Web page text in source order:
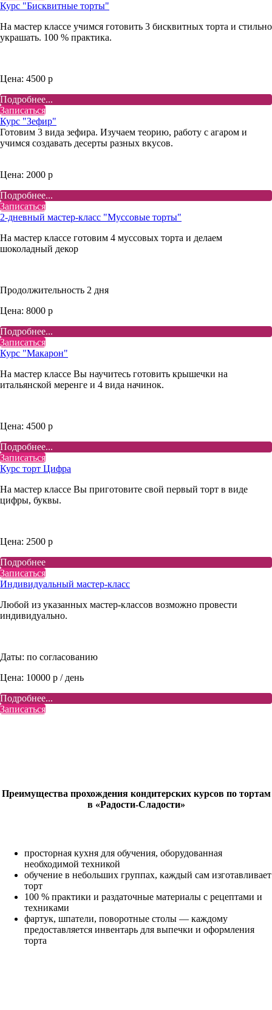
Курс "Бисквитные торты"
На мастер классе учимся готовить 3 бисквитных торта и стильно
украшать. 100 % практика.
Цена: 4500 р
Подробнее...
Записаться
Курс "Зефир"
Готовим 3 вида зефира. Изучаем теорию, работу с агаром и
учимся создавать десерты разных вкусов.
Цена: 2000 р
Подробнее...
Записаться
2-дневный мастер-класс "Муссовые торты"
На мастер классе готовим 4 муссовых торта и делаем
шоколадный декор
Продолжительность 2 дня
Цена: 8000 р
Подробнее...
Записаться
Курс "Макарон"
На мастер классе Вы научитесь готовить крышечки на
итальянской меренге и 4 вида начинок.
Цена: 4500 р
Подробнее...
Записаться
Курс торт Цифра
На мастер классе Вы приготовите свой первый торт в виде
цифры, буквы.
Цена: 2500 р
Подробнее
Записаться
Индивидуальный мастер-класс
Любой из указанных мастер-классов возможно провести
индивидуально.
Даты: по согласованию
Цена: 10000 р / день
Подробнее...
Записаться
Преимущества прохождения кондитерских курсов по тортам
в «Радости-Сладости»
просторная кухня для обучения, оборудованная
необходимой техникой
обучение в небольших группах, каждый сам изготавливает
торт
100 % практики и раздаточные материалы с рецептами и
техниками
фартук, шпатели, поворотные столы — каждому
предоставляется инвентарь для выпечки и оформления
торта